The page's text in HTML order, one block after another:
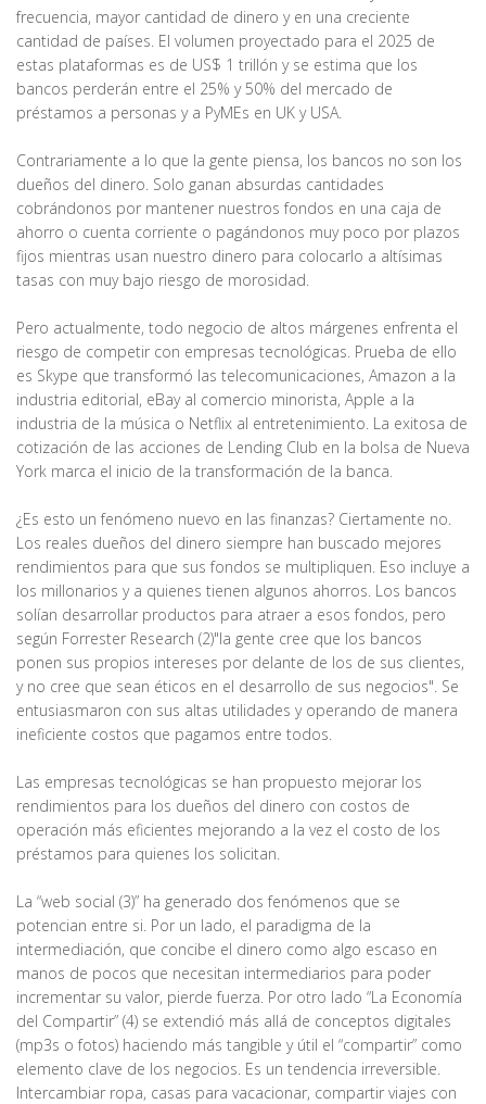
frecuencia, mayor cantidad de dinero y en una creciente
cantidad de países. El volumen proyectado para el 2025 de
estas plataformas es de US$ 1 trillón y se estima que los
bancos perderán entre el 25% y 50% del mercado de
préstamos a personas y a PyMEs en UK y USA.
Contrariamente a lo que la gente piensa, los bancos no son los
dueños del dinero. Solo ganan absurdas cantidades
cobrándonos por mantener nuestros fondos en una caja de
ahorro o cuenta corriente o pagándonos muy poco por plazos
fijos mientras usan nuestro dinero para colocarlo a altísimas
tasas con muy bajo riesgo de morosidad.
Pero actualmente, todo negocio de altos márgenes enfrenta el
riesgo de competir con empresas tecnológicas. Prueba de ello
es Skype que transformó las telecomunicaciones, Amazon a la
industria editorial, eBay al comercio minorista, Apple a la
industria de la música o Netflix al entretenimiento. La exitosa de
cotización de las acciones de Lending Club en la bolsa de Nueva
York marca el inicio de la transformación de la banca.
¿Es esto un fenómeno nuevo en las finanzas? Ciertamente no.
Los reales dueños del dinero siempre han buscado mejores
rendimientos para que sus fondos se multipliquen. Eso incluye a
los millonarios y a quienes tienen algunos ahorros. Los bancos
solían desarrollar productos para atraer a esos fondos, pero
según Forrester Research (2)"la gente cree que los bancos
ponen sus propios intereses por delante de los de sus clientes,
y no cree que sean éticos en el desarrollo de sus negocios". Se
entusiasmaron con sus altas utilidades y operando de manera
ineficiente costos que pagamos entre todos.
Las empresas tecnológicas se han propuesto mejorar los
rendimientos para los dueños del dinero con costos de
operación más eficientes mejorando a la vez el costo de los
préstamos para quienes los solicitan.
La “web social (3)” ha generado dos fenómenos que se
potencian entre si. Por un lado, el paradigma de la
intermediación, que concibe el dinero como algo escaso en
manos de pocos que necesitan intermediarios para poder
incrementar su valor, pierde fuerza. Por otro lado “La Economía
del Compartir” (4) se extendió más allá de conceptos digitales
(mp3s o fotos) haciendo más tangible y útil el “compartir” como
elemento clave de los negocios. Es un tendencia irreversible.
Intercambiar ropa, casas para vacacionar, compartir viajes con